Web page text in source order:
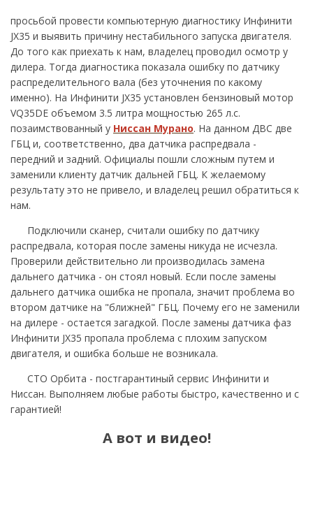
просьбой провести компьютерную диагностику Инфинити
JX35 и выявить причину нестабильного запуска двигателя.
До того как приехать к нам, владелец проводил осмотр у
дилера. Тогда диагностика показала ошибку по датчику
распределительного вала (без уточнения по какому
именно). На Инфинити JX35 установлен бензиновый мотор
VQ35DE объемом 3.5 литра мощностью 265 л.с.
позаимствованный у Ниссан Мурано. На данном ДВС две
ГБЦ и, соответственно, два датчика распредвала -
передний и задний. Официалы пошли сложным путем и
заменили клиенту датчик дальней ГБЦ. К желаемому
результату это не привело, и владелец решил обратиться к
нам.
Подключили сканер, считали ошибку по датчику
распредвала, которая после замены никуда не исчезла.
Проверили действительно ли производилась замена
дальнего датчика - он стоял новый. Если после замены
дальнего датчика ошибка не пропала, значит проблема во
втором датчике на "ближней" ГБЦ. Почему его не заменили
на дилере - остается загадкой. После замены датчика фаз
Инфинити JX35 пропала проблема с плохим запуском
двигателя, и ошибка больше не возникала.
СТО Орбита - постгарантиный сервис Инфинити и
Ниссан. Выполняем любые работы быстро, качественно и с
гарантией!
А вот и видео!